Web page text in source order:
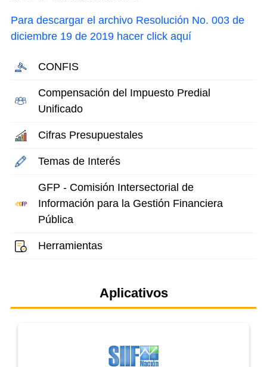
Para descargar el archivo Resolución No. 003 de
diciembre 19 de 2019 hacer click aquí
CONFIS
Compensación del Impuesto Predial
Unificado
Cifras Presupuestales
Temas de Interés
GFP - Comisión Intersectorial de
Información para la Gestión Financiera
Pública
Herramientas
Aplicativos